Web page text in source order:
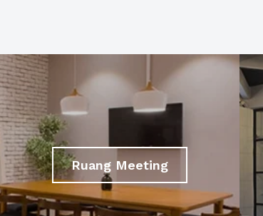
Ruang Meeting